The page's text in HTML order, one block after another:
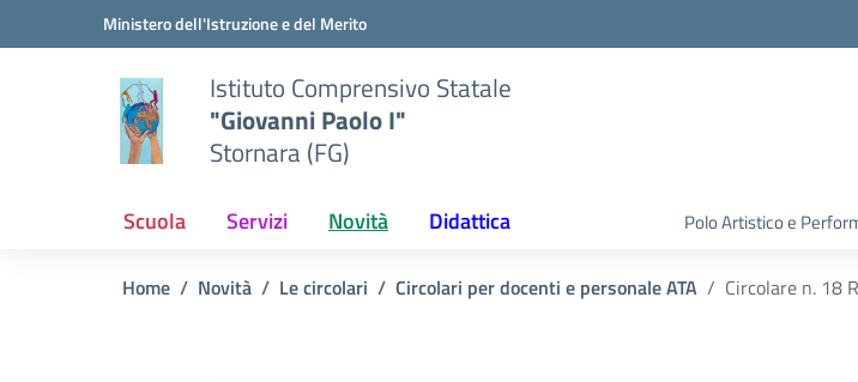
Vai ai contenuti
Vai al menu di navigazioneMinistero dell'Istruzione e del Merito
Istituto Comprensivo Statale
"Giovanni Paolo I"
Stornara (FG)
Scuola Servizi Novità Didattica Polo Artistico e
Home Novità Le circolari Circolari per docenti e personale ATA Circolare n. 18